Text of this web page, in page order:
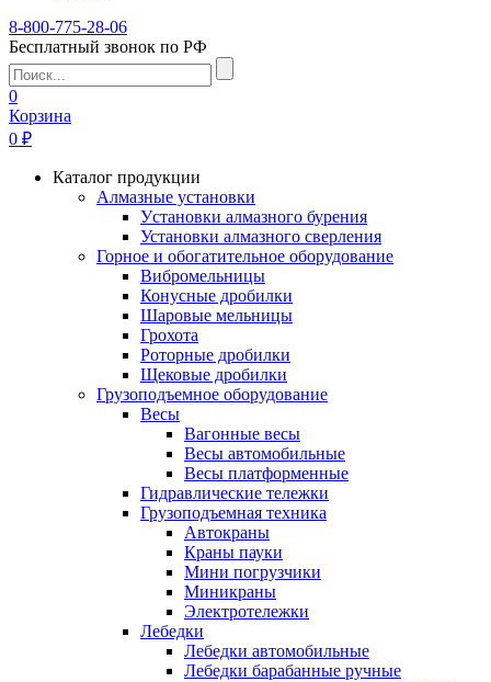
8-800-775-28-06
Бесплатный звонок по РФ
0
Корзина
0 ₽
Каталог продукции
Алмазные установки
Уcтановки алмазного бурения
Установки алмазного сверления
Горное и обогатительное оборудование
Вибромельницы
Конусные дробилки
Шаровые мельницы
Грохота
Роторные дробилки
Щековые дробилки
Грузоподъемное оборудование
Весы
Вагонные весы
Весы автомобильные
Весы платформенные
Гидравлические тележки
Грузоподъемная техника
Автокраны
Краны пауки
Мини погрузчики
Миникраны
Электротележки
Лебедки
Лебедки автомобильные
Лебедки барабанные ручные